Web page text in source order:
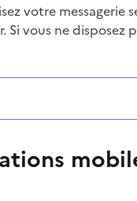
votre messagerie
vous ne disposez